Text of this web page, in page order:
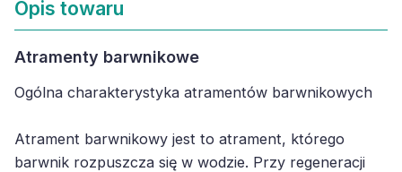
Opis towaru
Atramenty barwnikowe
Ogólna charakterystyka atramentów barwnikowych
Atrament barwnikowy jest to atrament, którego
barwnik rozpuszcza się w wodzie. Przy regeneracji